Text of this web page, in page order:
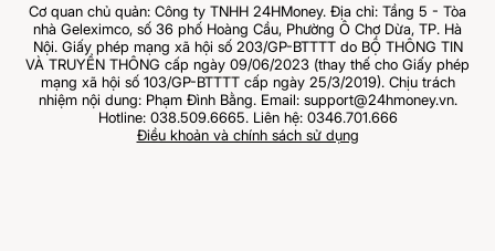
Cơ quan chủ quản: Công ty TNHH 24HMoney. Địa chỉ: Tầng 5 - Tòa
nhà Geleximco, số 36 phố Hoàng Cầu, Phường Ô Chợ Dừa, TP. Hà
Nội. Giấy phép mạng xã hội số 203/GP-BTTTT do BỘ THÔNG TIN
VÀ TRUYỀN THÔNG cấp ngày 09/06/2023 (thay thế cho Giấy phép
mạng xã hội số 103/GP-BTTTT cấp ngày 25/3/2019). Chịu trách
nhiệm nội dung: Phạm Đình Bằng. Email: support@24hmoney.vn.
Hotline: 038.509.6665. Liên hệ: 0346.701.666
Điều khoản và chính sách sử dụng